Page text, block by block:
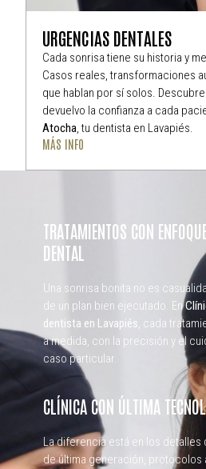
URGENCIAS DENTALES
Cada sonrisa tiene su historia y
Casos reales, transformaciones
que hablan por sí solos.
devuelvo la confianza a cada
Atocha, tu dentista en Lavapiés.
MÁS INFO
TRATAMIENTOS CON
DENTAL
Una sonrisa bonita no es
de un plan bien ejecutado. En
dentista en Lavapiés, cada
a medida, con la precisión y el
caso particular.
CLÍNICA CON ÚLTIMA
La diferencia está en los detalles
de última generación, protocolos